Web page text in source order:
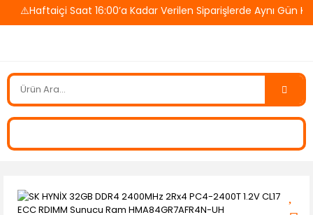
⚠️Haftaiçi Saat 16:00’a Kadar Verilen Siparişlerde Aynı Gün